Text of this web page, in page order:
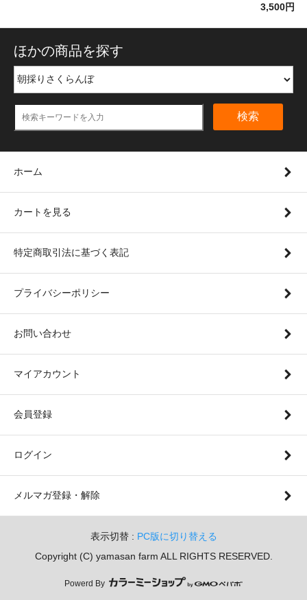
3,500円
ほかの商品を探す
検索
ホーム
カートを見る
特定商取引法に基づく表記
プライバシーポリシー
お問い合わせ
マイアカウント
会員登録
ログイン
メルマガ登録・解除
表示切替 : PC版に切り替える
Copyright (C) yamasan farm ALL RIGHTS RESERVED.
Powerd By